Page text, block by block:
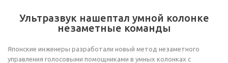
Ультразвук нашептал умной колонке
незаметные команды
Японские инженеры разработали новый метод незаметного
управления голосовыми помощниками в умных колонках с